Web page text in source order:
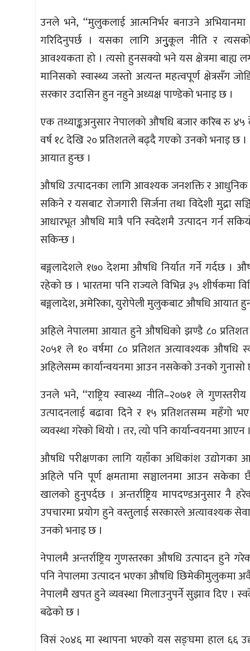
उनले भने, ‘‘मुलुकलाई आत्मनिर्भर बनाउने
गरिदिनुपर्छ । यसका लागि अनुुकूल नीति र त्यसको
आवश्यकता हो । त्यसो हुनसक्यो भने यस क्षेत्रमा बाह्य
मानिसको स्वास्थ्य जस्तो अत्यन्त महत्वपूर्ण क्षेत्रसँग
सरकार उदासिन हुन नहुने अध्यक्ष पाण्डेको भनाइ छ ।
एक तथ्याङ्कअनुसार नेपालको औषधि बजार करिब रु
वर्ष १८ देखि २० प्रतिशतले बढ्दै गएको उनको भनाइ छ
आयात हुन्छ ।
औषधि उत्पादनका लागि आवश्यक जनशक्ति र आधुनिक
सकिने र यसबाट रोजगारी सिर्जना तथा विदेशी मुद्रा
आधारभूत औषधि मात्रै पनि स्वदेशमै उत्पादन गर्न
सकिन्छ ।
बङ्गलादेशले १७० देशमा औषधि निर्यात गर्ने गर्दछ ।
रहेको छ । भारतमा पनि राज्यले विभिन्न ३५ शीर्षकमा
बङ्गलादेश, अमेरिका, युरोपेली मुलुकबाट औषधि आयात
अहिले नेपालमा आयात हुने औषधिको झण्डै ८० प्रतिशत
२०५१ ले १० वर्षमा ८० प्रतिशत अत्यावश्यक औषधि
अहिलेसम्म कार्यान्वयनमा आउन नसकेको उनको गुनासो
उनले भने, ‘‘राष्ट्रिय स्वास्थ्य नीति–२०७१ ले
उत्पादनलाई बढावा दिने र १५ प्रतिशतसम्म महँगो
व्यवस्था गरेको थियो । तर, त्यो पनि कार्यान्वयनमा आएन
औषधि परीक्षणका लागि यहाँका अधिकांश उद्योगका
अहिले पनि पूर्ण क्षमतामा सञ्चालनमा आउन
खालको हुनुपर्दछ । अन्तर्राष्ट्रिय मापदण्डअनुसार नै
उपचारमा प्रयोग हुने वस्तुलाई सरकारले अत्यावश्यक
उनको भनाइ छ ।
नेपालमै अन्तर्राष्ट्रिय गुणस्तरका औषधि उत्पादन हुने
पनि नेपालमा उत्पादन भएका औषधि छिमेकीमुलुकमा
नेपालमै खपत हुने व्यवस्था मिलाउनुपर्ने सुझाव दिए ।
बढेको छ ।
विसं २०४६ मा स्थापना भएको यस सङ्घमा हाल ६६